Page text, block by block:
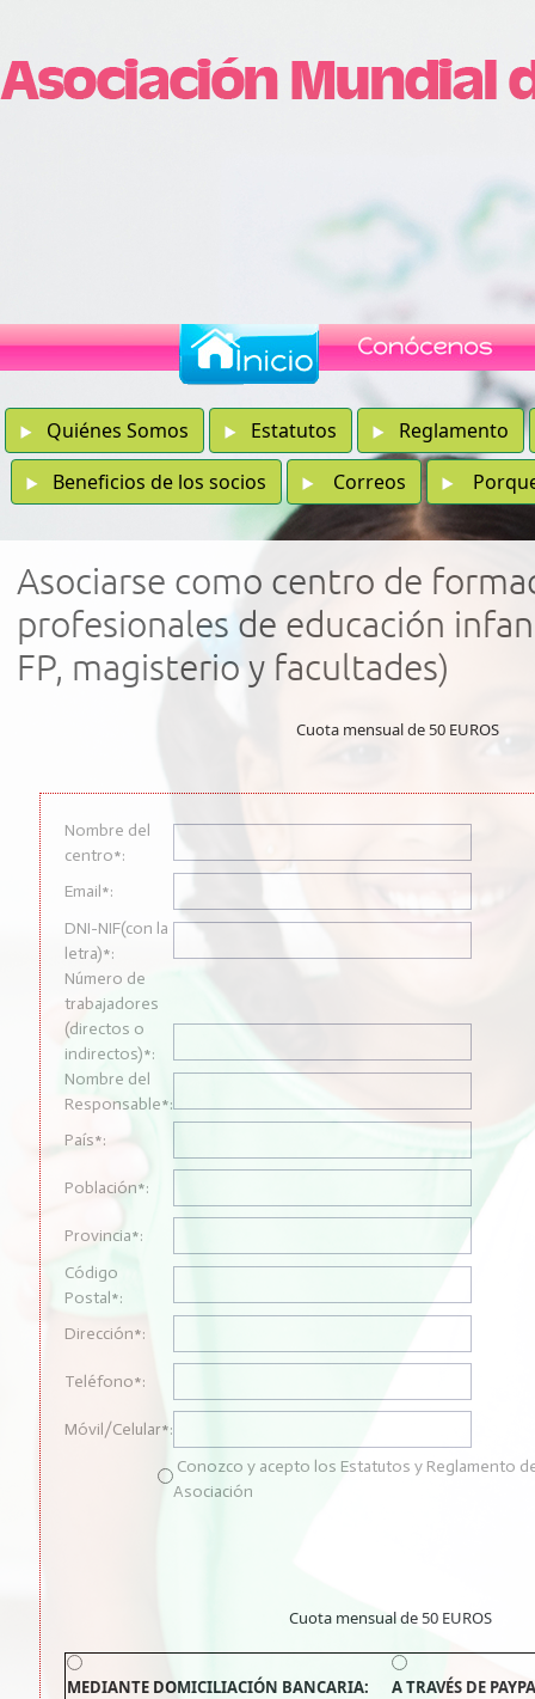
Quiénes Somos Estatutos
Reglamento
Beneficios de los socios
Correos Porque
Asociarse como centro de
profesionales de educación
FP, magisterio y facultades)
Cuota mensual de 50 EUROS
Nombre del
centro*:
Email*:
DNI-NIF(con la
letra)*:
Número de
trabajadores
(directos o
indirectos)*:
Nombre del
Responsable*:
País*:
Población*:
Provincia*:
Código
Postal*:
Dirección*:
Teléfono*:
Móvil/Celular*:
Conozco y acepto los Estatutos y Reglamento
Asociación
Cuota mensual de 50 EUROS
MEDIANTE DOMICILIACIÓN BANCARIA: A TRAVÉS DE